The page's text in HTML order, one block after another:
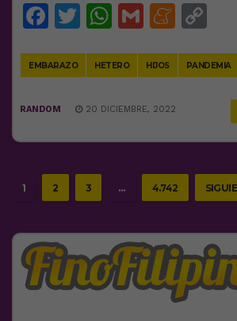
Facebook
Twitter
WhatsApp
Gmail
EMBARAZO HETERO HIJOS PANDEMIA
RANDOM 20 DICIEMBRE, 2022
1 2 3 … 4.742